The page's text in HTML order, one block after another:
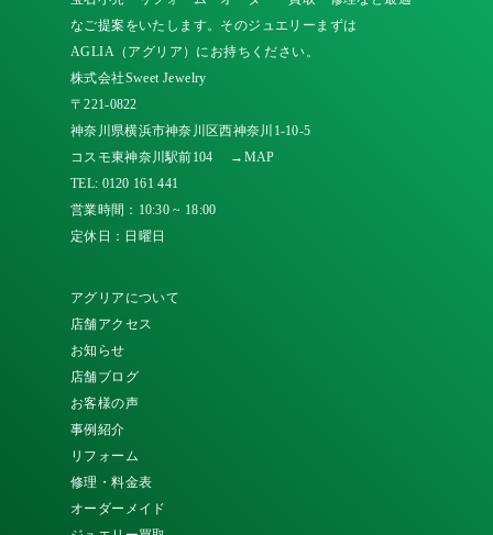
なご提案をいたします。そのジュエリーまずは
AGLIA（アグリア）にお持ちください。
株式会社Sweet Jewelry
〒221-0822
神奈川県横浜市神奈川区西神奈川1-10-5
コスモ東神奈川駅前104
→MAP
TEL: 0120 161 441
営業時間：10:30 ~ 18:00
定休日：日曜日
アグリアについて
店舗アクセス
お知らせ
店舗ブログ
お客様の声
事例紹介
リフォーム
修理・料金表
オーダーメイド